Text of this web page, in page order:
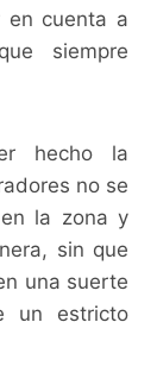
en cuenta a
siempre
hecho la
no se
la zona y
sin que
una suerte
un estricto